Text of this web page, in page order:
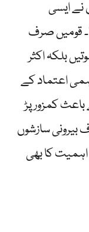
نے ایسی
قومیں صرف
بلکہ اکثر
اعتماد کے
کمزور پڑ
سانحہ صرف بیرونی سازشوں
کا بھی